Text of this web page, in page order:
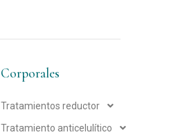
Corporales
Tratamientos reductor
Tratamiento anticelulítico